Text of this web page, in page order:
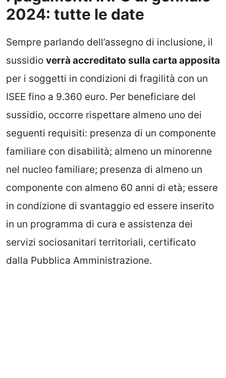
2024: tutte le date
Sempre parlando dell’assegno di inclusione, il
sussidio verrà accreditato sulla carta apposita
per i soggetti in condizioni di fragilità con un
ISEE fino a 9.360 euro. Per beneficiare del
sussidio, occorre rispettare almeno uno dei
seguenti requisiti: presenza di un componente
familiare con disabilità; almeno un minorenne
nel nucleo familiare; presenza di almeno un
componente con almeno 60 anni di età; essere
in condizione di svantaggio ed essere inserito
in un programma di cura e assistenza dei
servizi sociosanitari territoriali, certificato
dalla Pubblica Amministrazione.